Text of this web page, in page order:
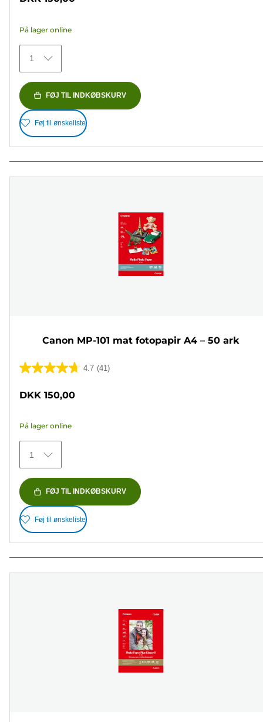
stjerner.
79
anmeldelser
På lager online
1
FØJ TIL INDKØBSKURV
Føj til ønskeliste
Canon MP-101 mat fotopapir A4 – 50 ark
4.7 (41)
4.7
af
stjerner.
41
anmeldelser
DKK 150,00
På lager online
1
FØJ TIL INDKØBSKURV
Føj til ønskeliste